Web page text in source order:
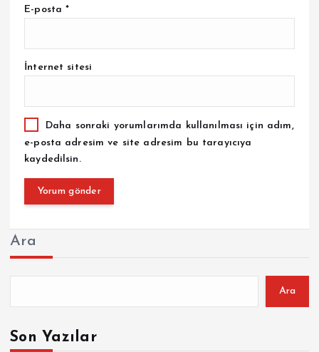
E-posta*
İnternet sitesi
Daha sonraki yorumlarımda kullanılması için adım,
e-posta adresim ve site adresim bu tarayıcıya
kaydedilsin.
Ara
Ara
Son Yazılar